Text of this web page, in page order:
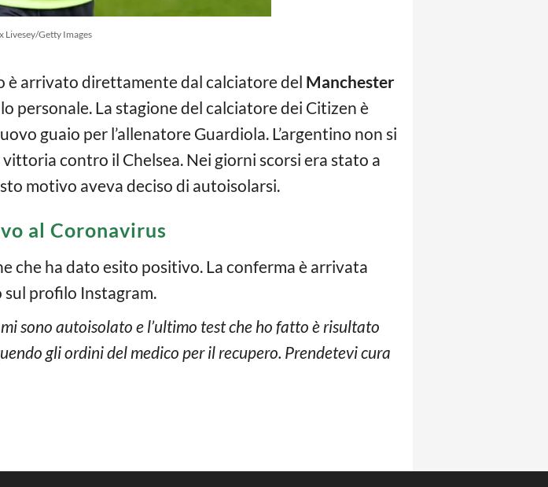
Livesey/Getty Images
è arrivato direttamente dal calciatore del Manchester
personale. La stagione del calciatore dei Citizen è
guaio per l’allenatore Guardiola. L’argentino non si
contro il Chelsea. Nei giorni scorsi era stato a
motivo aveva deciso di autoisolarsi.
al Coronavirus
che ha dato esito positivo. La conferma è arrivata
profilo Instagram.
mi sono autoisolato e l’ultimo test che ho fatto è risultato
gli ordini del medico per il recupero. Prendetevi cura